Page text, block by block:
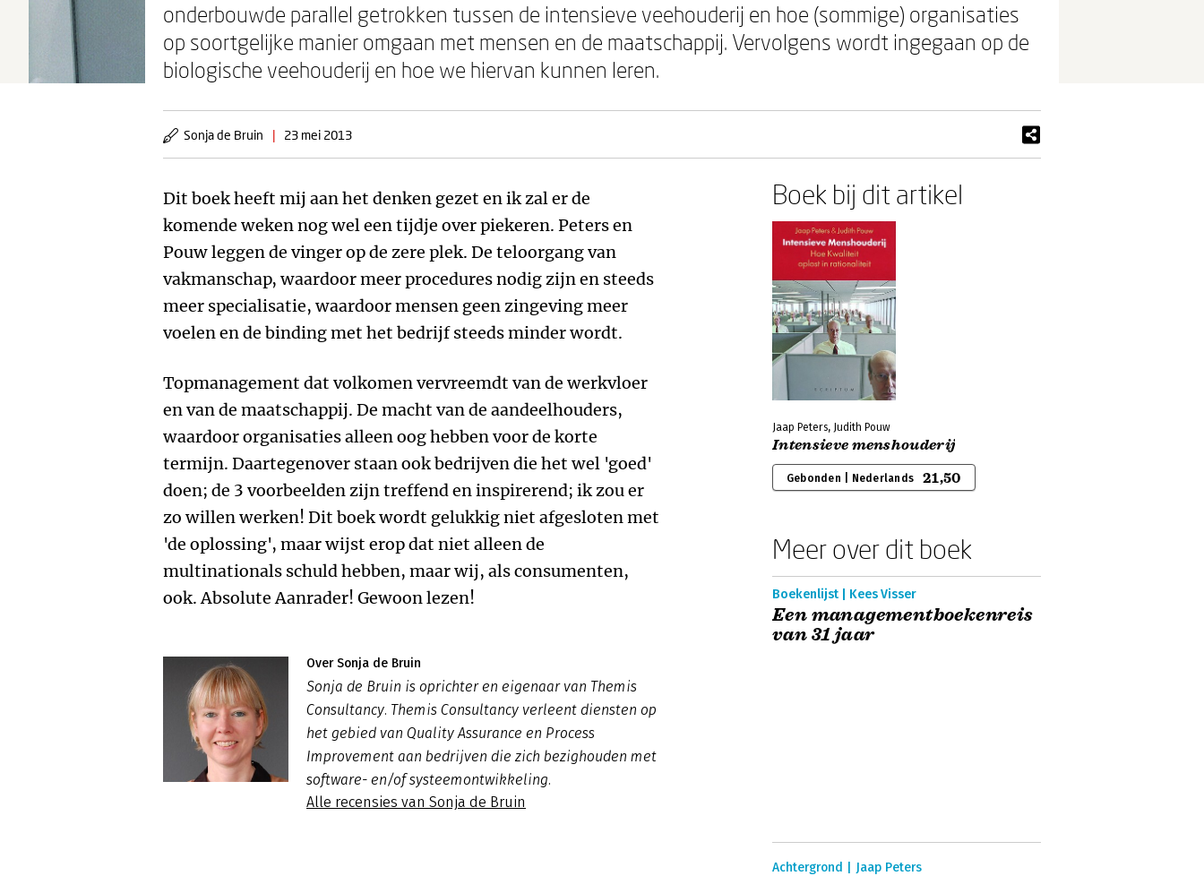
onderbouwde parallel getrokken tussen de intensieve veehouderij en hoe (sommige) organisaties
op soortgelijke manier omgaan met mensen en de maatschappij. Vervolgens wordt ingegaan op de
biologische veehouderij en hoe we hiervan kunnen leren.
Sonja de Bruin | 23 mei 2013
Dit boek heeft mij aan het denken gezet en ik zal er de
komende weken nog wel een tijdje over piekeren. Peters en
Pouw leggen de vinger op de zere plek. De teloorgang van
vakmanschap, waardoor meer procedures nodig zijn en steeds
meer specialisatie, waardoor mensen geen zingeving meer
voelen en de binding met het bedrijf steeds minder wordt.
Topmanagement dat volkomen vervreemdt van de werkvloer
en van de maatschappij. De macht van de aandeelhouders,
waardoor organisaties alleen oog hebben voor de korte
termijn. Daartegenover staan ook bedrijven die het wel 'goed'
doen; de 3 voorbeelden zijn treffend en inspirerend; ik zou er
zo willen werken! Dit boek wordt gelukkig niet afgesloten met
'de oplossing', maar wijst erop dat niet alleen de
multinationals schuld hebben, maar wij, als consumenten,
ook. Absolute Aanrader! Gewoon lezen!
Over Sonja de Bruin
Sonja de Bruin is oprichter en eigenaar van Themis
Consultancy. Themis Consultancy verleent diensten op
het gebied van Quality Assurance en Process
Improvement aan bedrijven die zich bezighouden met
software- en/of systeemontwikkeling.
Alle recensies van Sonja de Bruin
Boek bij dit artikel
Jaap Peters, Judith Pouw
Intensieve menshouderij
Gebonden | Nederlands 21,50
Meer over dit boek
Boekenlijst | Kees Visser
Een managementboekenreis
van 31 jaar
Achtergrond | Jaap Peters